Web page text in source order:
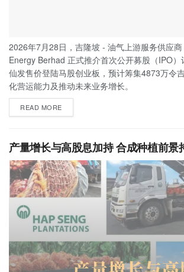
2026年7月28日，吉隆坡 - 油气上游服务供应
Energy Berhad 正式推介首次公开募股（IPO
仙发售价登陆马股创业板，预计筹集4873万令
化营运能力及推动未来业务增长。
READ MORE
产量增长与高股息加持 合成种植前景